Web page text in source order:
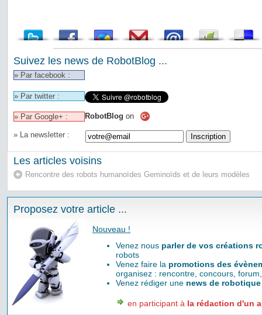
Suivez les news de RobotBlog ...
» Par facebook :
» Par twitter :
» Par Google+ : RobotBlog on
» La newsletter :
Les articles voisins
Rencontre des robots humanoïdes Geminoïds et de leurs modèles
Proposez votre article ...
Nouveau !
Venez nous parler de vos créations
robots
Venez faire la promotions des
organisez : rencontre, concours,
Venez rédiger une news de robotique
en participant à la rédaction d'un